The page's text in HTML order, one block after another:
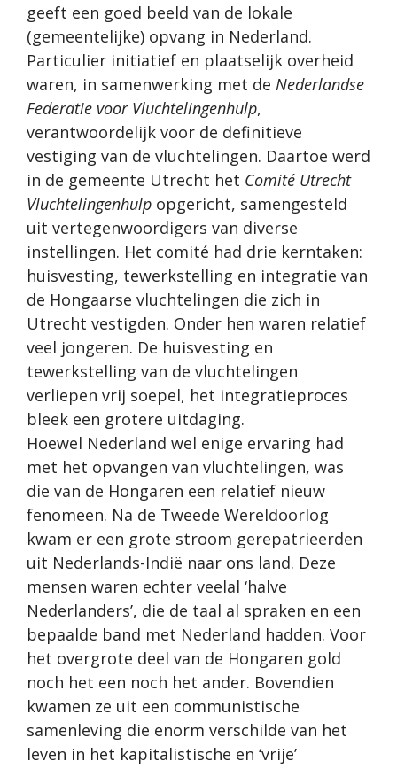
geeft een goed beeld van de lokale
(gemeentelijke) opvang in Nederland.
Particulier initiatief en plaatselijk overheid
waren, in samenwerking met de Nederlandse
Federatie voor Vluchtelingenhulp,
verantwoordelijk voor de definitieve
vestiging van de vluchtelingen. Daartoe werd
in de gemeente Utrecht het Comité Utrecht
Vluchtelingenhulp opgericht, samengesteld
uit vertegenwoordigers van diverse
instellingen. Het comité had drie kerntaken:
huisvesting, tewerkstelling en integratie van
de Hongaarse vluchtelingen die zich in
Utrecht vestigden. Onder hen waren relatief
veel jongeren. De huisvesting en
tewerkstelling van de vluchtelingen
verliepen vrij soepel, het integratieproces
bleek een grotere uitdaging.
Hoewel Nederland wel enige ervaring had
met het opvangen van vluchtelingen, was
die van de Hongaren een relatief nieuw
fenomeen. Na de Tweede Wereldoorlog
kwam er een grote stroom gerepatrieerden
uit Nederlands-Indië naar ons land. Deze
mensen waren echter veelal ‘halve
Nederlanders’, die de taal al spraken en een
bepaalde band met Nederland hadden. Voor
het overgrote deel van de Hongaren gold
noch het een noch het ander. Bovendien
kwamen ze uit een communistische
samenleving die enorm verschilde van het
leven in het kapitalistische en ‘vrije’